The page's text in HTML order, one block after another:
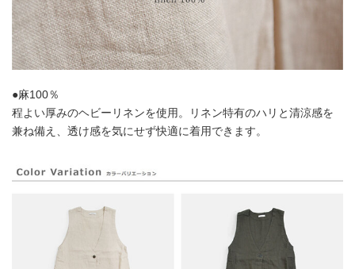
●麻100％
程よい厚みのヘビーリネンを使用。リネン特有のハリと清涼感を
兼ね備え、透け感を気にせず快適に着用できます。